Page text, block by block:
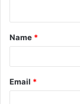
t
*
Name *
Email *